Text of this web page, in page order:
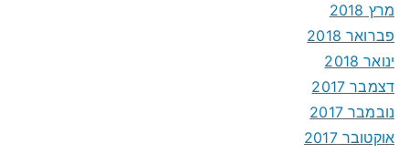
מרץ 2018
פברואר 2018
ינואר 2018
דצמבר 2017
נובמבר 2017
אוקטובר 2017